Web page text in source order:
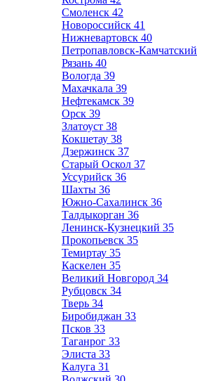
Смоленск 42
Новороссийск 41
Нижневартовск 40
Петропавловск-Камчатский
Рязань 40
Вологда 39
Махачкала 39
Нефтекамск 39
Орск 39
Златоуст 38
Кокшетау 38
Дзержинск 37
Старый Оскол 37
Уссурийск 36
Шахты 36
Южно-Сахалинск 36
Талдыкорган 36
Ленинск-Кузнецкий 35
Прокопьевск 35
Темиртау 35
Каскелен 35
Великий Новгород 34
Рубцовск 34
Тверь 34
Биробиджан 33
Псков 33
Таганрог 33
Элиста 33
Калуга 31